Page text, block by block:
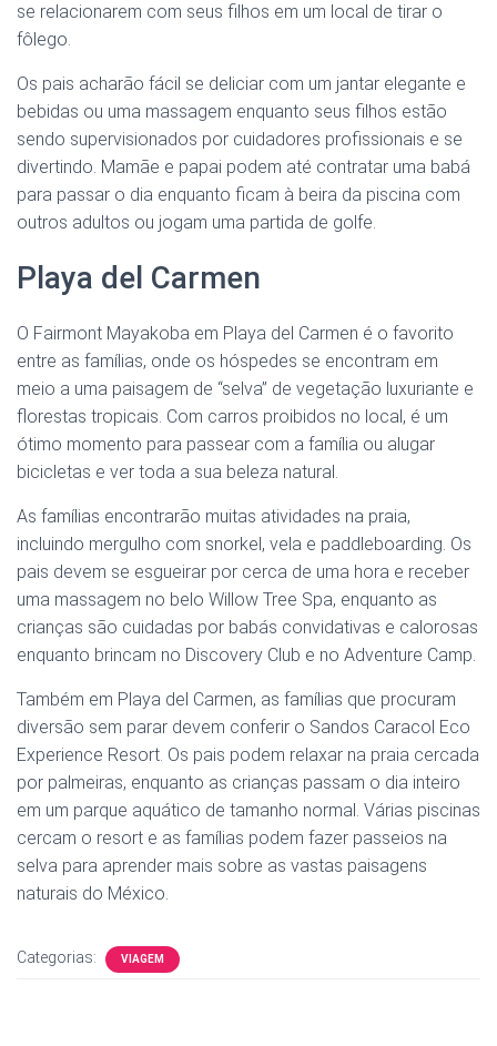
se relacionarem com seus filhos em um local de tirar o
fôlego.
Os pais acharão fácil se deliciar com um jantar elegante e
bebidas ou uma massagem enquanto seus filhos estão
sendo supervisionados por cuidadores profissionais e se
divertindo. Mamãe e papai podem até contratar uma babá
para passar o dia enquanto ficam à beira da piscina com
outros adultos ou jogam uma partida de golfe.
Playa del Carmen
O Fairmont Mayakoba em Playa del Carmen é o favorito
entre as famílias, onde os hóspedes se encontram em
meio a uma paisagem de “selva” de vegetação luxuriante e
florestas tropicais. Com carros proibidos no local, é um
ótimo momento para passear com a família ou alugar
bicicletas e ver toda a sua beleza natural.
As famílias encontrarão muitas atividades na praia,
incluindo mergulho com snorkel, vela e paddleboarding. Os
pais devem se esgueirar por cerca de uma hora e receber
uma massagem no belo Willow Tree Spa, enquanto as
crianças são cuidadas por babás convidativas e calorosas
enquanto brincam no Discovery Club e no Adventure Camp.
Também em Playa del Carmen, as famílias que procuram
diversão sem parar devem conferir o Sandos Caracol Eco
Experience Resort. Os pais podem relaxar na praia cercada
por palmeiras, enquanto as crianças passam o dia inteiro
em um parque aquático de tamanho normal. Várias piscinas
cercam o resort e as famílias podem fazer passeios na
selva para aprender mais sobre as vastas paisagens
naturais do México.
Categorias: VIAGEM